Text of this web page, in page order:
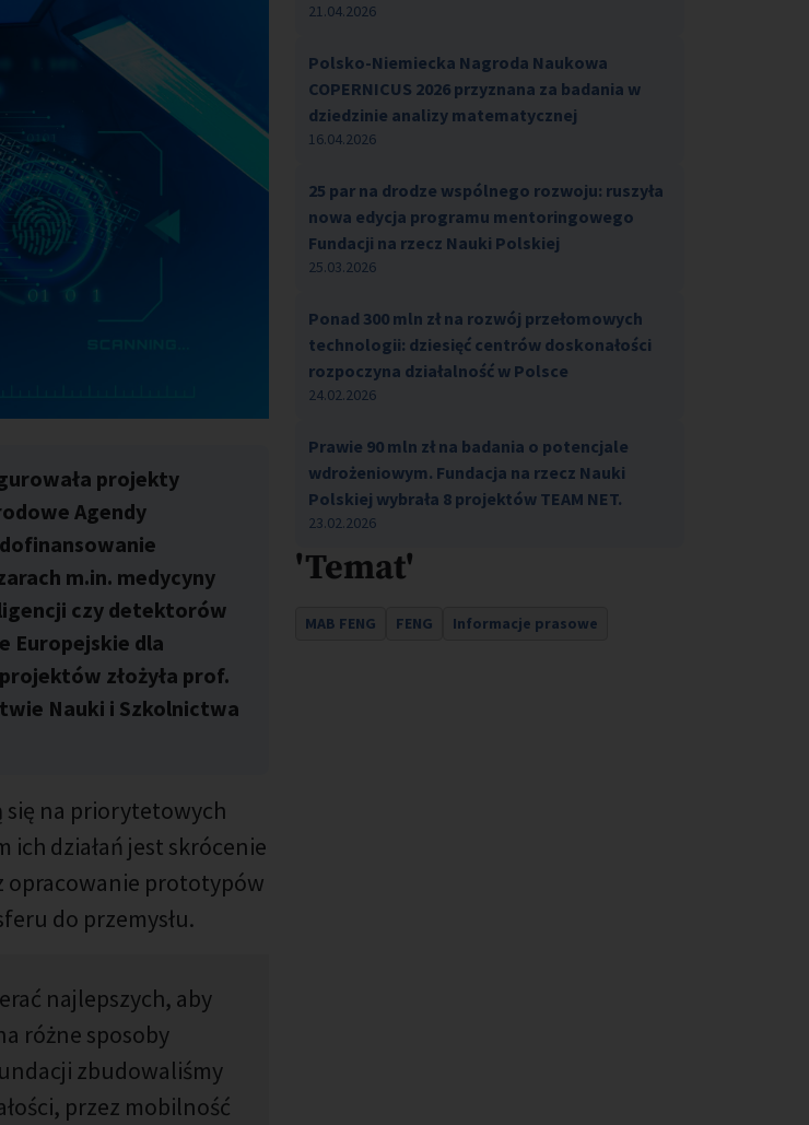
projekty
Agendy
m.in. medycyny
czy detektorów
Europejskie dla
złożyła prof.
Nauki i Szkolnictwa
się na priorytetowych
działań jest skrócenie
opracowanie prototypów
do przemysłu.
najlepszych, aby
różne sposoby
zbudowaliśmy
przez mobilność
21.04.2026
Polsko-Niemiecka Nagroda Naukowa
COPERNICUS 2026 przyznana za badania w
dziedzinie analizy matematycznej
16.04.2026
25 par na drodze wspólnego rozwoju: ruszyła
nowa edycja programu mentoringowego
Fundacji na rzecz Nauki Polskiej
25.03.2026
Ponad 300 mln zł na rozwój przełomowych
technologii: dziesięć centrów doskonałości
rozpoczyna działalność w Polsce
24.02.2026
Prawie 90 mln zł na badania o potencjale
wdrożeniowym. Fundacja na rzecz Nauki
Polskiej wybrała 8 projektów TEAM NET.
23.02.2026
'Temat'
MAB FENG FENG Informacje prasowe